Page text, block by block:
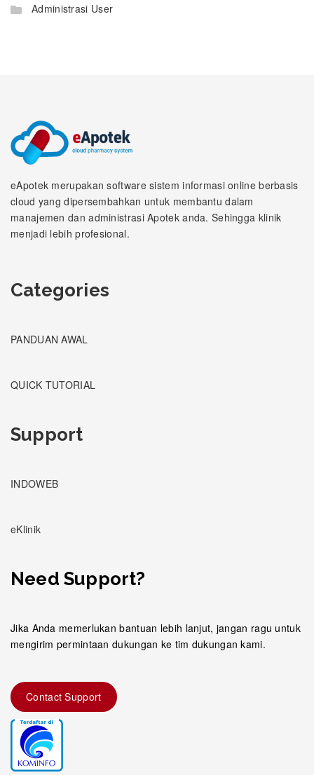
Administrasi User
eApotek merupakan software sistem informasi online berbasis
cloud yang dipersembahkan untuk membantu dalam
manajemen dan administrasi Apotek anda. Sehingga klinik
menjadi lebih profesional.
Categories
PANDUAN AWAL
QUICK TUTORIAL
Support
INDOWEB
eKlinik
Need Support?
Jika Anda memerlukan bantuan lebih lanjut, jangan ragu untuk
mengirim permintaan dukungan ke tim dukungan kami.
Contact Support